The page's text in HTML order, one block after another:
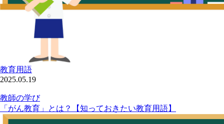
教育用語
2025.05.19
教師の学び
「がん教育」とは？【知っておきたい教育用語】